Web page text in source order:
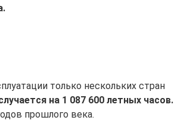
только нескольких стран
на 1 087 600 летных часов.
прошлого века.